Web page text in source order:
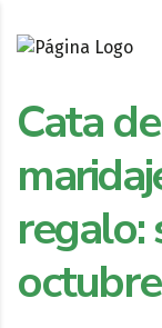
Cata
regalo: